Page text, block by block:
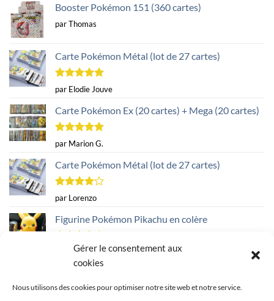
Gérer le consentement aux
cookies
Nous utilisons des cookies pour optimiser notre site web et notre service.
Booster Pokémon 151 (360 cartes)
par Thomas
Carte Pokémon Métal (lot de 27 cartes)
Note5sur
5
par Elodie Jouve
Carte Pokémon Ex (20 cartes) + Mega (20 cartes)
Note5sur
5
par Marion G.
Carte Pokémon Métal (lot de 27 cartes)
Note4
sur 5
par Lorenzo
Figurine Pokémon Pikachu en colère
Note4
sur 5
par Christelle B.